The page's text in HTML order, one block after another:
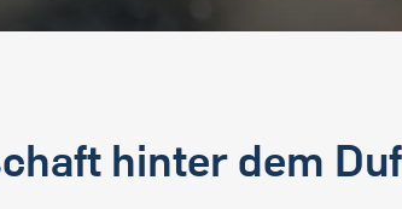
hinter dem